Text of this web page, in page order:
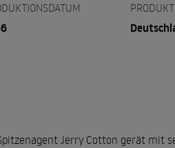
Jerry Cotton gerät mit